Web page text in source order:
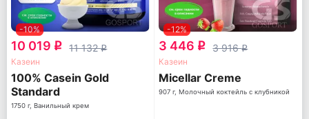
-10%
10 019 q 11 132q
Казеин
100% Casein Gold
Standard
1750 г, Ванильный крем
-12%
3 446 q 3 916q
Казеин
Micellar Creme
907 г, Молочный коктейль с клубникой